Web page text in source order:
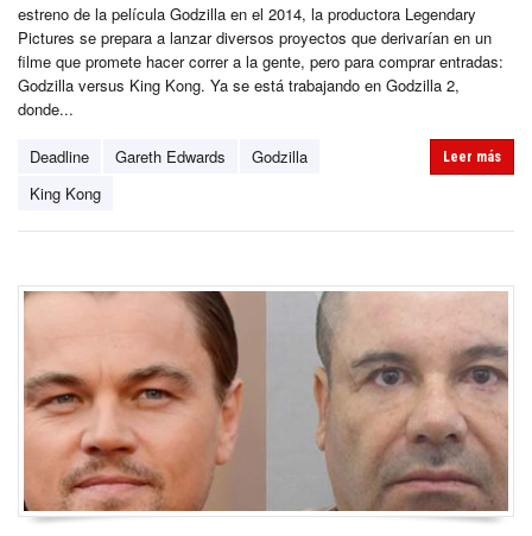
estreno de la película Godzilla en el 2014, la productora Legendary
Pictures se prepara a lanzar diversos proyectos que derivarían en un
filme que promete hacer correr a la gente, pero para comprar entradas:
Godzilla versus King Kong. Ya se está trabajando en Godzilla 2,
donde...
Deadline Gareth Edwards
Godzilla
King Kong
Leer más